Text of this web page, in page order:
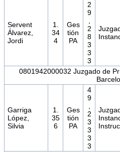
Servent
Álvarez,
Jordi
1.
34
4
Ges
tión
PA
2
9
,
2
8
3
3
3
0801942000032 Juzgado de
Garriga
López,
Silvia
1.
35
6
Ges
tión
PA
4
9
,
2
3
3
3
3